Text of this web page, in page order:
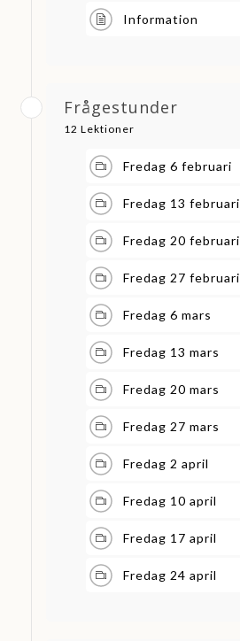
Information
Frågestunder
12 Lektioner
Fredag 6 februari
Fredag 13 februari
Fredag 20 februari
Fredag 27 februari
Fredag 6 mars
Fredag 13 mars
Fredag 20 mars
Fredag 27 mars
Fredag 2 april
Fredag 10 april
Fredag 17 april
Fredag 24 april